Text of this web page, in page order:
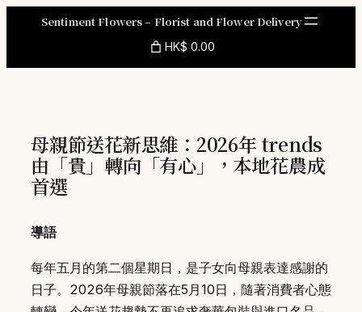
Sentiment Flowers – Florist and Flower Delivery
HK$ 0.00
母親節送花新思維：2026年 trends
由「貴」轉向「有心」，本地花農成
首選
導語
每年五月的第二個星期日，是子女向母親表達感謝的
日子。2026年母親節落在5月10日，隨著消費者心態